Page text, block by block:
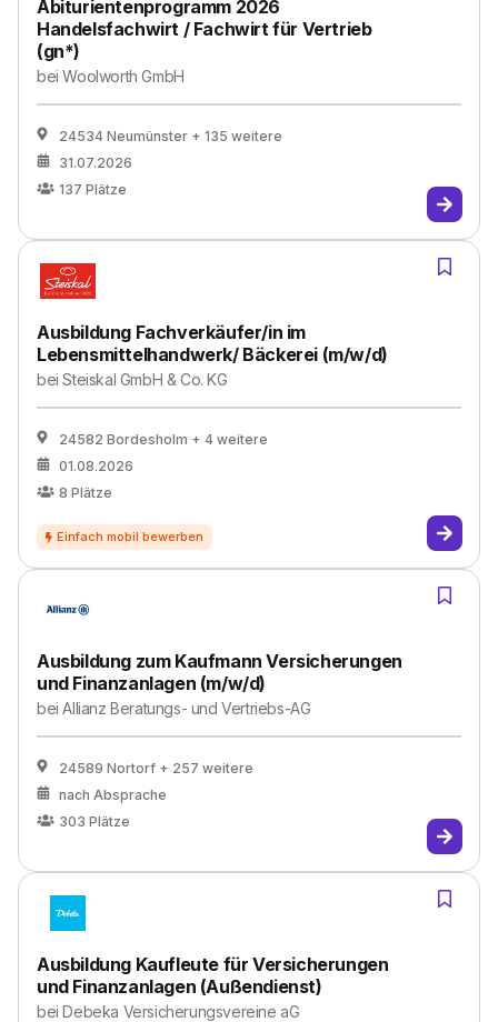
Abiturientenprogramm 2026
Handelsfachwirt / Fachwirt für Vertrieb
(gn*)
beiWoolworth GmbH
24534 Neumünster + 135 weitere
31.07.2026
137 Plätze
Ausbildung Fachverkäufer/in im
Lebensmittelhandwerk/ Bäckerei (m/w/d)
beiSteiskal GmbH & Co. KG
24582 Bordesholm + 4 weitere
01.08.2026
8 Plätze
Ausbildung zum Kaufmann Versicherungen
und Finanzanlagen (m/w/d)
beiAllianz Beratungs- und Vertriebs-AG
24589 Nortorf + 257 weitere
nach Absprache
303 Plätze
Ausbildung Kaufleute für Versicherungen
und Finanzanlagen (Außendienst)
beiDebeka Versicherungsvereine aG